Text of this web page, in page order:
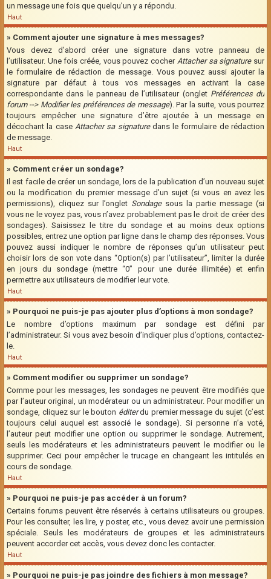
un message une fois que quelqu’un y a répondu.
Haut
» Comment ajouter une signature à mes messages?
Vous devez d’abord créer une signature dans votre panneau de
l’utilisateur. Une fois créée, vous pouvez cocher Attacher sa signaturesur
le formulaire de rédaction de message. Vous pouvez aussi ajouter la
signature par défaut à tous vos messages en activant la case
correspondante dans le panneau de l’utilisateur (onglet Préférences du
forum --> Modifier les préférences de message). Par la suite, vous pourrez
toujours empêcher une signature d’être ajoutée à un message en
décochant la case Attacher sa signaturedans le formulaire de rédaction
de message.
Haut
» Comment créer un sondage?
Il est facile de créer un sondage, lors de la publication d’un nouveau sujet
ou la modification du premier message d’un sujet (si vous en avez les
permissions), cliquez sur l’onglet Sondagesous la partie message (si
vous ne le voyez pas, vous n’avez probablement pas le droit de créer des
sondages). Saisissez le titre du sondage et au moins deux options
possibles, entrez une option par ligne dans le champ des réponses. Vous
pouvez aussi indiquer le nombre de réponses qu’un utilisateur peut
choisir lors de son vote dans “Option(s) par l’utilisateur”, limiter la durée
en jours du sondage (mettre “0” pour une durée illimitée) et enfin
permettre aux utilisateurs de modifier leur vote.
Haut
» Pourquoi ne puis-je pas ajouter plus d’options à mon sondage?
Le nombre d’options maximum par sondage est défini par
l’administrateur. Si vous avez besoin d’indiquer plus d’options, contactez-
le.
Haut
» Comment modifier ou supprimer un sondage?
Comme pour les messages, les sondages ne peuvent être modifiés que
par l’auteur original, un modérateur ou un administrateur. Pour modifier un
sondage, cliquez sur le bouton éditerdu premier message du sujet (c’est
toujours celui auquel est associé le sondage). Si personne n’a voté,
l’auteur peut modifier une option ou supprimer le sondage. Autrement,
seuls les modérateurs et les administrateurs peuvent le modifier ou le
supprimer. Ceci pour empêcher le trucage en changeant les intitulés en
cours de sondage.
Haut
» Pourquoi ne puis-je pas accéder à un forum?
Certains forums peuvent être réservés à certains utilisateurs ou groupes.
Pour les consulter, les lire, y poster, etc., vous devez avoir une permission
spéciale. Seuls les modérateurs de groupes et les administrateurs
peuvent accorder cet accès, vous devez donc les contacter.
Haut
» Pourquoi ne puis-je pas joindre des fichiers à mon message?